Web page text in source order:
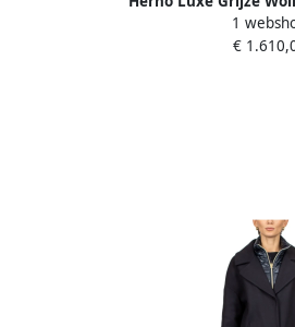
Gray
1
€